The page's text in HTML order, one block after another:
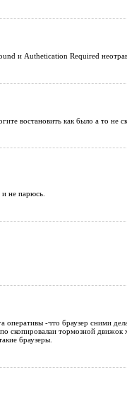
и Authetication Required
востановить как было а то не
не парюсь.
-что браузер сними
скопировалаи тормозной движок
браузеры.